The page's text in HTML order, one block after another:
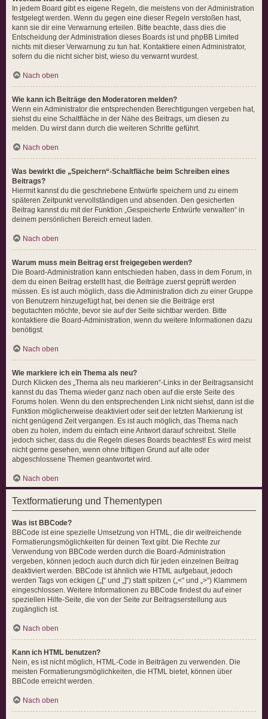
In jedem Board gibt es eigene Regeln, die meistens von der Administration
festgelegt werden. Wenn du gegen eine dieser Regeln verstoßen hast,
kann sie dir eine Verwarnung erteilen. Bitte beachte, dass dies die
Entscheidung der Administration dieses Boards ist und phpBB Limited
nichts mit dieser Verwarnung zu tun hat. Kontaktiere einen Administrator,
sofern du die nicht sicher bist, wieso du verwarnt wurdest.
Nach oben
Wie kann ich Beiträge den Moderatoren melden?
Wenn ein Administrator die entsprechenden Berechtigungen vergeben hat,
siehst du eine Schaltfläche in der Nähe des Beitrags, um diesen zu
melden. Du wirst dann durch die weiteren Schritte geführt.
Nach oben
Was bewirkt die „Speichern“-Schaltfläche beim Schreiben eines
Beitrags?
Hiermit kannst du die geschriebene Entwürfe speichern und zu einem
späteren Zeitpunkt vervollständigen und absenden. Den gesicherten
Beitrag kannst du mit der Funktion „Gespeicherte Entwürfe verwalten“ in
deinem persönlichen Bereich erneut laden.
Nach oben
Warum muss mein Beitrag erst freigegeben werden?
Die Board-Administration kann entschieden haben, dass in dem Forum, in
dem du einen Beitrag erstellt hast, die Beiträge zuerst geprüft werden
müssen. Es ist auch möglich, dass die Administration dich zu einer Gruppe
von Benutzern hinzugefügt hat, bei denen sie die Beiträge erst
begutachten möchte, bevor sie auf der Seite sichtbar werden. Bitte
kontaktiere die Board-Administration, wenn du weitere Informationen dazu
benötigst.
Nach oben
Wie markiere ich ein Thema als neu?
Durch Klicken des „Thema als neu markieren“-Links in der Beitragsansicht
kannst du das Thema wieder ganz nach oben auf die erste Seite des
Forums holen. Wenn du den entsprechenden Link nicht siehst, dann ist die
Funktion möglicherweise deaktiviert oder seit der letzten Markierung ist
nicht genügend Zeit vergangen. Es ist auch möglich, das Thema nach
oben zu holen, indem du einfach eine Antwort darauf schreibst. Stelle
jedoch sicher, dass du die Regeln dieses Boards beachtest! Es wird meist
nicht gerne gesehen, wenn ohne triftigen Grund auf alte oder
abgeschlossene Themen geantwortet wird.
Nach oben
Textformatierung und Thementypen
Was ist BBCode?
BBCode ist eine spezielle Umsetzung von HTML, die dir weitreichende
Formatierungsmöglichkeiten für deinen Text gibt. Die Rechte zur
Verwendung von BBCode werden durch die Board-Administration
vergeben, können jedoch auch durch dich für jeden einzelnen Beitrag
deaktiviert werden. BBCode ist ähnlich wie HTML aufgebaut, jedoch
werden Tags von eckigen („[“ und „]“) statt spitzen („<“ und „>“) Klammern
eingeschlossen. Weitere Informationen zu BBCode findest du auf einer
speziellen Hilfe-Seite, die von der Seite zur Beitragserstellung aus
zugänglich ist.
Nach oben
Kann ich HTML benutzen?
Nein, es ist nicht möglich, HTML-Code in Beiträgen zu verwenden. Die
meisten Formatierungsmöglichkeiten, die HTML bietet, können über
BBCode erreicht werden.
Nach oben